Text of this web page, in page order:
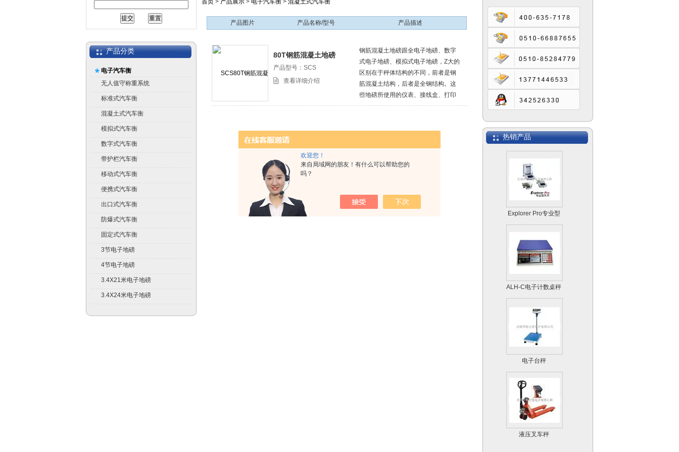
欢迎您！
来自局域网的朋友！有什么可以帮助您的
吗？
产品分类
电子汽车衡
无人值守称重系统
标准式汽车衡
混凝土式汽车衡
模拟式汽车衡
数字式汽车衡
带护栏汽车衡
移动式汽车衡
便携式汽车衡
出口式汽车衡
防爆式汽车衡
固定式汽车衡
3节电子地磅
4节电子地磅
3.4X21米电子地磅
3.4X24米电子地磅
首页 > 产品展示 > 电子汽车衡 > 混凝土式汽车衡
产品图片 产品名称/型号 产品描述
80T钢筋混凝土地磅
产品型号：SCS
查看详细介绍
钢筋混凝土地磅跟全电子地磅、数字
式电子地磅、模拟式电子地磅，Z大的
区别在于秤体结构的不同，前者是钢
筋混凝土结构，后者是全钢结构。这
些地磅所使用的仪表、接线盒、打印
机传感器大体*，工作原理，防雷设施
要使用水泥秤作为地磅的话，早点跟
厂家早点协商好，以避免耽误地磅的
热销产品
UW精密天平
Scout Pro便携式天
Explorer Pro专业型
ALH-C电子计数桌秤
电子台秤
液压叉车秤